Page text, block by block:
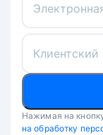
Нажимая на
на обработку